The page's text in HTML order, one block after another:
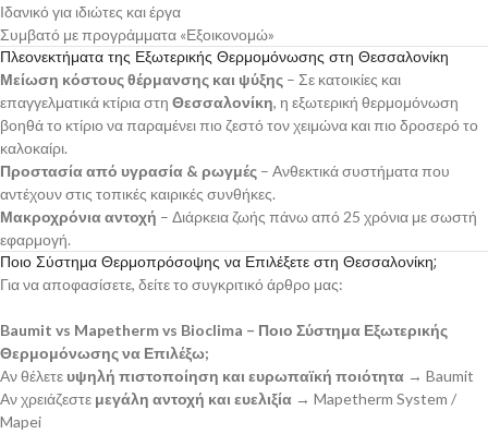
Ιδανικό για ιδιώτες και έργα
Συμβατό με προγράμματα «Εξοικονομώ»
Πλεονεκτήματα της Εξωτερικής Θερμομόνωσης στη Θεσσαλονίκη
Μείωση κόστους θέρμανσης και ψύξης – Σε κατοικίες και
επαγγελματικά κτίρια στη Θεσσαλονίκη, η εξωτερική θερμομόνωση
βοηθά το κτίριο να παραμένει πιο ζεστό τον χειμώνα και πιο δροσερό το
καλοκαίρι.
Προστασία από υγρασία & ρωγμές – Ανθεκτικά συστήματα που
αντέχουν στις τοπικές καιρικές συνθήκες.
Μακροχρόνια αντοχή – Διάρκεια ζωής πάνω από 25 χρόνια με σωστή
εφαρμογή.
Ποιο Σύστημα Θερμοπρόσοψης να Επιλέξετε στη Θεσσαλονίκη;
Για να αποφασίσετε, δείτε το συγκριτικό άρθρο μας:
Baumit vs Mapetherm vs Bioclima – Ποιο Σύστημα Εξωτερικής
Θερμομόνωσης να Επιλέξω;
Αν θέλετε υψηλή πιστοποίηση και ευρωπαϊκή ποιότητα → Baumit
Αν χρειάζεστε μεγάλη αντοχή και ευελιξία → Mapetherm System /
Mapei